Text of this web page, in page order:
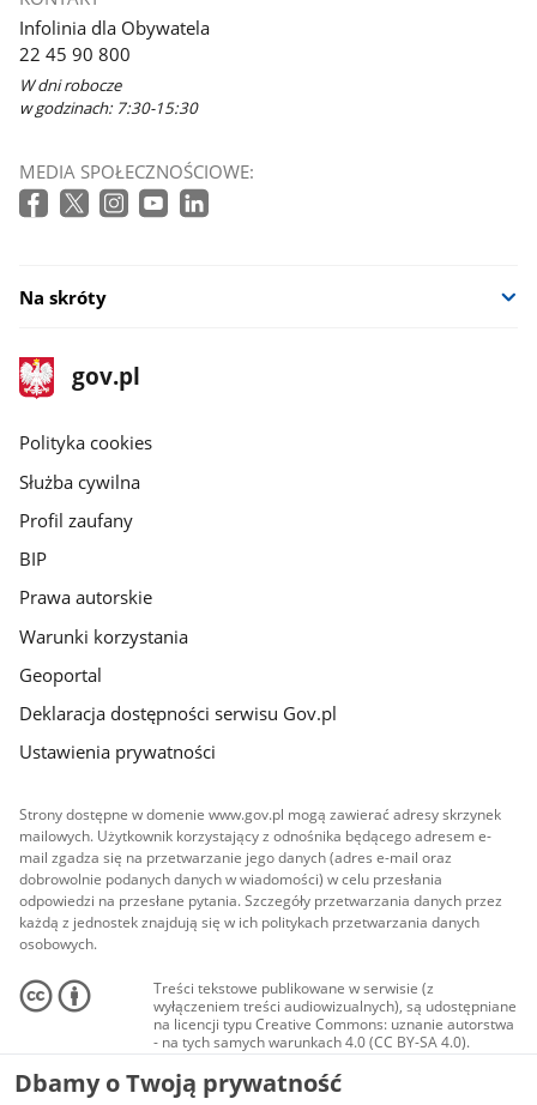
się
w
nowym
oknie
Infolinia dla Obywatela
22 45 90 800
W dni robocze
w godzinach: 7:30-15:30
MEDIA SPOŁECZNOŚCIOWE:
Na skróty
stopka
gov.pl
Strona
gov.pl
gov.pl
Polityka cookies
Służba cywilna
Profil zaufany
BIP
Prawa autorskie
Warunki korzystania
Geoportal
Deklaracja dostępności serwisu Gov.pl
Ustawienia prywatności
Strony dostępne w domenie www.gov.pl mogą zawierać adresy skrzynek
mailowych. Użytkownik korzystający z odnośnika będącego adresem e-
mail zgadza się na przetwarzanie jego danych (adres e-mail oraz
dobrowolnie podanych danych w wiadomości) w celu przesłania
odpowiedzi na przesłane pytania. Szczegóły przetwarzania danych przez
każdą z jednostek znajdują się w ich politykach przetwarzania danych
osobowych.
Treści tekstowe publikowane w serwisie (z
wyłączeniem treści audiowizualnych), są udostępniane
na licencji typu Creative Commons: uznanie autorstwa
- na tych samych warunkach 4.0 (CC BY-SA 4.0).
Materiały audiowizualne, w tym zdjęcia, materiały
audio i wideo, są udostępniane na licencji typu
Creative Commons: uznanie autorstwa użycie
Dbamy o Twoją prywatność